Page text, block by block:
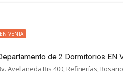
EN VENTA
Avellaneda Bis 400, Refinerías, Rosario